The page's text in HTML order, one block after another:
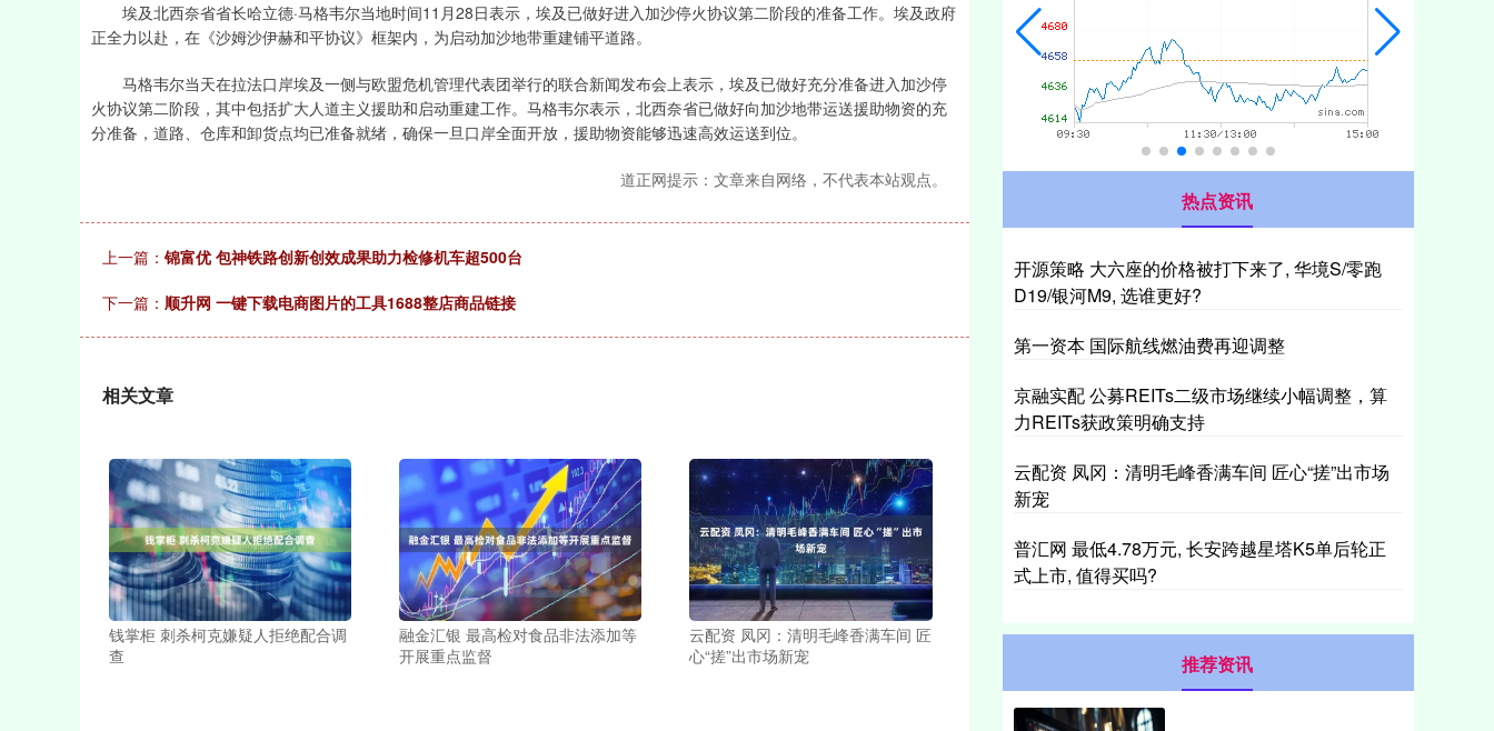
埃及北西奈省省长哈立德·马格韦尔当地时间11月28日表示，埃及已做好进入加沙停火协议第二阶段的准备工作。埃及政府
正全力以赴，在《沙姆沙伊赫和平协议》框架内，为启动加沙地带重建铺平道路。
马格韦尔当天在拉法口岸埃及一侧与欧盟危机管理代表团举行的联合新闻发布会上表示，埃及已做好充分准备进入加沙停
火协议第二阶段，其中包括扩大人道主义援助和启动重建工作。马格韦尔表示，北西奈省已做好向加沙地带运送援助物资的充
分准备，道路、仓库和卸货点均已准备就绪，确保一旦口岸全面开放，援助物资能够迅速高效运送到位。
道正网提示：文章来自网络，不代表本站观点。
上一篇： 锦富优 包神铁路创新创效成果助力检修机车超500台
下一篇： 顺升网 一键下载电商图片的工具1688整店商品链接
相关文章
钱掌柜 刺杀柯克嫌疑人拒绝配合调
查
融金汇银 最高检对食品非法添加等
开展重点监督
云配资 凤冈：清明毛峰香满车间 匠
心“搓”出市场新宠
热点资讯
开源策略 大六座的价格被打下来了, 华境S/零跑
D19/银河M9, 选谁更好?
第一资本 国际航线燃油费再迎调整
京融实配 公募REITs二级市场继续小幅调整，算
力REITs获政策明确支持
云配资 凤冈：清明毛峰香满车间 匠心“搓”出市场
新宠
普汇网 最低4.78万元, 长安跨越星塔K5单后轮正
式上市, 值得买吗?
推荐资讯